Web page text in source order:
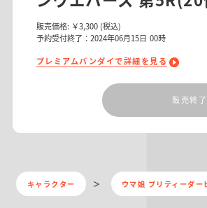
販売価格: ￥3,300 (税込)
予約受付終了：2024年06月15日 00時
プレミアムバンダイで詳細を見る
販売終了
キャラクター ウマ娘 プリティーダー